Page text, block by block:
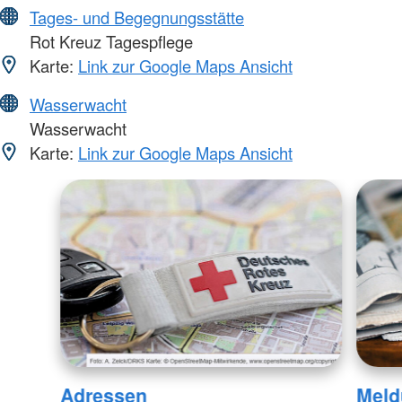
Tages- und Begegnungsstätte
Rot Kreuz Tagespflege
Karte: Link zur Google Maps Ansicht
Wasserwacht
Wasserwacht
Karte: Link zur Google Maps Ansicht
Adressen